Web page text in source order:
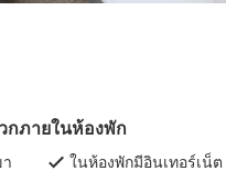
กภายในห้องพัก
ในห้องพักมีอินเทอร์เน็ต